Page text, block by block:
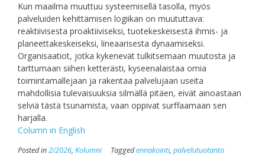
Kun maailma muuttuu systeemisellä tasolla, myös
palveluiden kehittämisen logiikan on muututtava:
reaktiivisesta proaktiiviseksi, tuotekeskeisestä ihmis- ja
planeettakeskeiseksi, lineaarisesta dynaamiseksi.
Organisaatiot, jotka kykenevät tulkitsemaan muutosta ja
tarttumaan siihen ketterästi, kyseenalaistaa omia
toimintamallejaan ja rakentaa palvelujaan useita
mahdollisia tulevaisuuksia silmällä pitäen, eivät ainoastaan
selviä tästä tsunamista, vaan oppivat surffaamaan sen
harjalla.
Column in English
Posted in2/2026, Kolumni Taggedennakointi, palvelutuotanto